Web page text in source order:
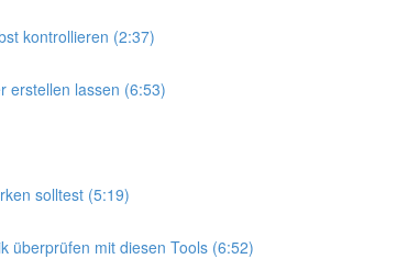
kontrollieren (2:37)
erstellen lassen (6:53)
solltest (5:19)
überprüfen mit diesen Tools (6:52)